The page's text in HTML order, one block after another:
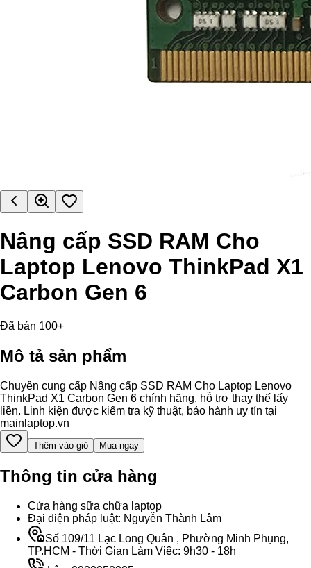
Nâng cấp SSD RAM Cho
Laptop Lenovo ThinkPad X1
Carbon Gen 6
Đã bán 100+
Mô tả sản phẩm
Chuyên cung cấp Nâng cấp SSD RAM Cho Laptop Lenovo
ThinkPad X1 Carbon Gen 6 chính hãng, hỗ trợ thay thế lấy
liền. Linh kiện được kiểm tra kỹ thuật, bảo hành uy tín tại
mainlaptop.vn
Thêm vào giỏ Mua ngay
Thông tin cửa hàng
Cửa hàng sữa chữa laptop
Đại diện pháp luật: Nguyễn Thành Lâm
Số 109/11 Lạc Long Quân , Phường Minh Phụng,
TP.HCM - Thời Gian Làm Việc: 9h30 - 18h